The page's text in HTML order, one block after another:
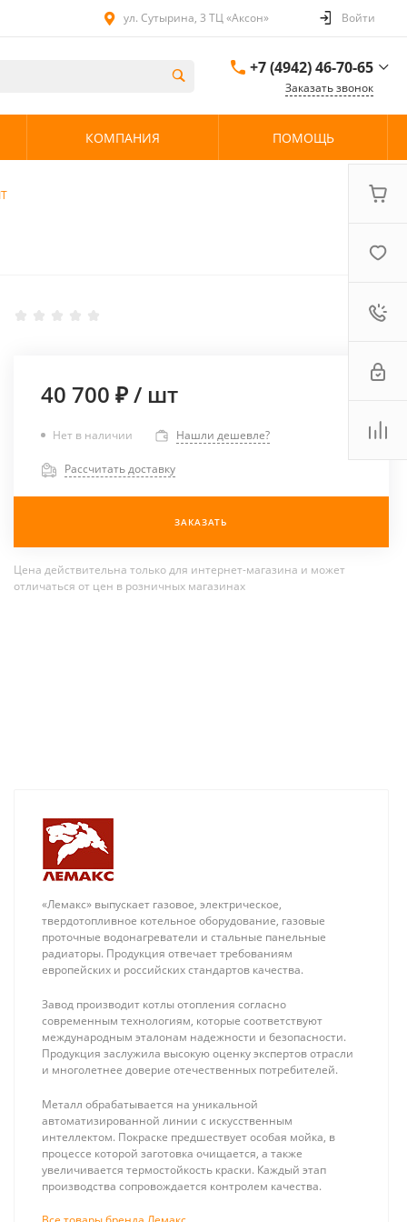
ул. Сутырина, 3 ТЦ «Аксон» Войти
+7 (4942) 46-70-65
ул. Сутырина, 3 ТЦ
Заказать звонок
КОМПАНИЯ ПОМОЩЬ
40 700 ₽/ шт
Нет в наличии Нашли дешевле?
Рассчитать доставку
ЗАКАЗАТЬ
Цена действительна только для интернет-магазина и может
отличаться от цен в розничных магазинах
ZONT SMART 2.0
GSM / Wi-Fi
Neptun Bugatti
«Лемакс» выпускает газовое, электрическое,
твердотопливное котельное оборудование, газовые
проточные водонагреватели и стальные панельные
радиаторы. Продукция отвечает требованиям
европейских и российских стандартов качества.
Завод производит котлы отопления согласно
современным технологиям, которые соответствуют
международным эталонам надежности и безопасности.
Продукция заслужила высокую оценку экспертов отрасли
и многолетнее доверие отечественных потребителей.
Металл обрабатывается на уникальной
автоматизированной линии с искусственным
интеллектом. Покраске предшествует особая мойка, в
процессе которой заготовка очищается, а также
увеличивается термостойкость краски. Каждый этап
производства сопровождается контролем качества.